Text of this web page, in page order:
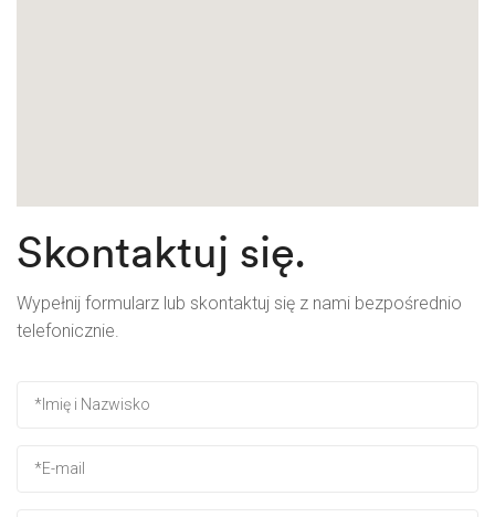
Skontaktuj się.
Wypełnij formularz lub skontaktuj się z nami bezpośrednio
telefonicznie.